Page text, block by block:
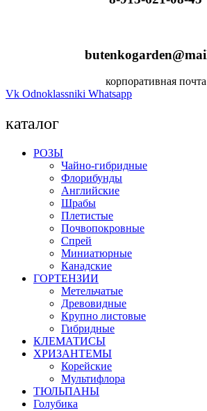
корпоративная почта
Vk Odnoklassniki Whatsapp
каталог
РОЗЫ
Чайно-гибридные
Флорибунды
Английские
Шрабы
Плетистые
Почвопокровные
Спрей
Миниатюрные
Канадские
ГОРТЕНЗИИ
Метельчатые
Древовидные
Крупно листовые
Гибридные
КЛЕМАТИСЫ
ХРИЗАНТЕМЫ
Корейские
Мультифлора
ТЮЛЬПАНЫ
Голубика